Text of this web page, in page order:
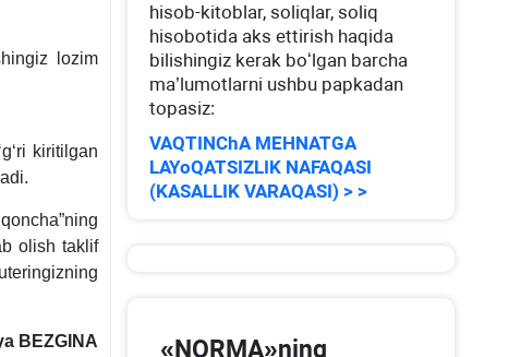
lozim
kiritilgan
olish taklif
BEZGINA
hisob-kitoblar, soliqlar, soliq
hisobotida aks ettirish haqida
bilishingiz kerak boʻlgan barcha
ma’lumotlarni ushbu papkadan
topasiz:
VAQTINChA MEHNATGA
LAYoQATSIZLIK NAFAQASI
(KASALLIK VARAQASI) > >
«NORMA»ning